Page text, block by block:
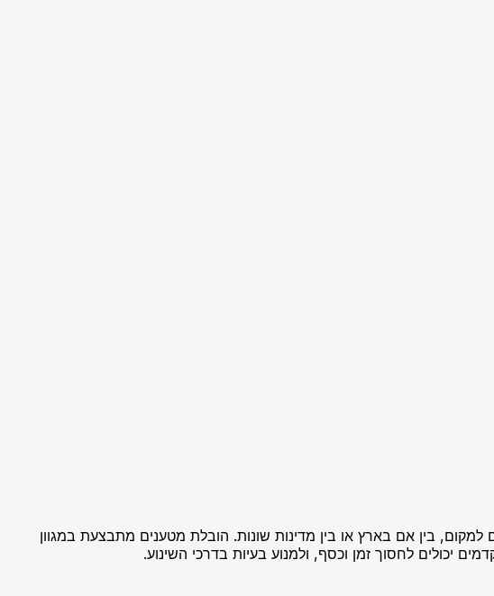
בין אם בארץ או בין מדינות שונות. הובלת מטענים מתבצעת במגוון
יכולים לחסוך זמן וכסף, ולמנוע בעיות בדרכי השינוע.